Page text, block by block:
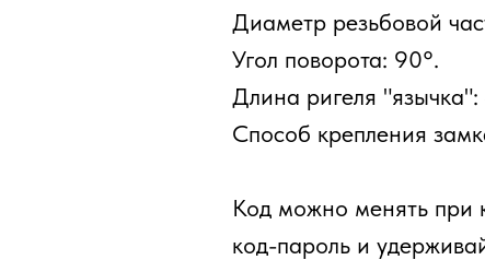
Диаметр резьбовой
Угол поворота: 90°.
Длина ригеля
Способ крепления
Код можно менять при
код-пароль и